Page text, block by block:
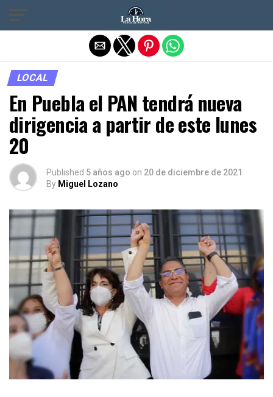
LOCAL
En Puebla el PAN tendrá nueva
dirigencia a partir de este lunes
20
Published 5 años ago on 20 de diciembre de 2021
By Miguel Lozano
Salir de la versión móvil